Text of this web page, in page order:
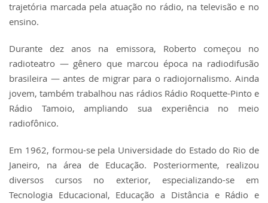
trajetória marcada pela atuação no rádio, na televisão e no
ensino.
Durante dez anos na emissora, Roberto começou no
radioteatro — gênero que marcou época na radiodifusão
brasileira — antes de migrar para o radiojornalismo. Ainda
jovem, também trabalhou nas rádios Rádio Roquette-Pintoe
Rádio Tamoio, ampliando sua experiência no meio
radiofônico.
Em 1962, formou-se pela Universidade do Estado do Rio de
Janeiro, na área de Educação. Posteriormente, realizou
diversos cursos no exterior, especializando-se em
Tecnologia Educacional, Educação a Distância e Rádio e